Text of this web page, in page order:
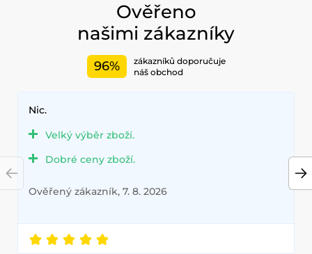
Ověřeno
našimi zákazníky
96%
zákazníků doporučuje
náš obchod
Nic.
Velký výběr zboží.
Dobré ceny zboží.
Ověřený zákazník, 7. 8. 2026